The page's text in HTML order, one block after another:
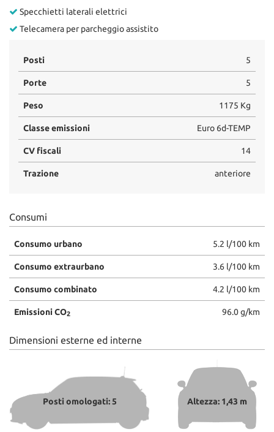
Specchietti laterali elettrici
Telecamera per parcheggio assistito
Posti 5
Porte 5
Peso 1175 Kg
Classe emissioni Euro 6d-TEMP
CV fiscali 14
Trazione anteriore
Consumi
Consumo urbano 5.2 l/100 km
Consumo extraurbano 3.6 l/100 km
Consumo combinato 4.2 l/100 km
Emissioni CO2 96.0 g/km
Dimensioni esterne ed interne
Posti omologati: 5 Altezza: 1,43 m